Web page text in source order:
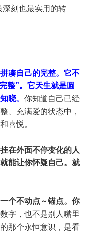
刻也最实用的转
凑自己的完整。它不
整”。它天生就是圆
晓。 你知道自己已经
、充满爱的状态中，
喜悦。
在外面不停变化的人
能让你怀疑自己。就
个不动点～锚点。你
字，也不是别人嘴里
那个永恒意识，是看